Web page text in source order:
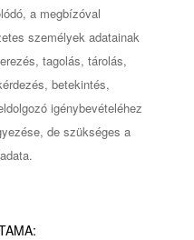
a megbízóval
személyek adatainak
tagolás, tárolás,
betekintés,
igénybevételéhez
de szükséges a